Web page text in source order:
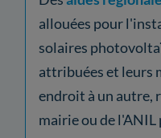
allouées pour
solaires
attribuées et leurs
endroit à un autre,
mairie ou de l'ANIL